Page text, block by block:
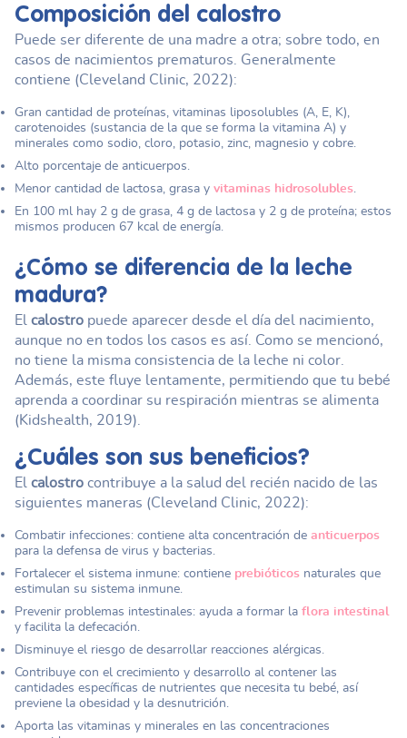
Composición del calostro
Puede ser diferente de una madre a otra; sobre todo, en
casos de nacimientos prematuros. Generalmente
contiene (Cleveland Clinic, 2022):
Gran cantidad de proteínas, vitaminas liposolubles (A, E, K),
carotenoides (sustancia de la que se forma la vitamina A) y
minerales como sodio, cloro, potasio, zinc, magnesio y cobre.
Alto porcentaje de anticuerpos.
Menor cantidad de lactosa, grasa y vitaminas hidrosolubles
En 100 ml hay 2 g de grasa, 4 g de lactosa y 2 g de proteína; estos
mismos producen 67 kcal de energía.
¿Cómo se diferencia de la leche
madura?
El calostro puede aparecer desde el día del nacimiento,
aunque no en todos los casos es así. Como se mencionó,
no tiene la misma consistencia de la leche ni color.
Además, este fluye lentamente, permitiendo que tu bebé
aprenda a coordinar su respiración mientras se alimenta
(Kidshealth, 2019).
¿Cuáles son sus beneficios?
El calostro contribuye a la salud del recién nacido de las
siguientes maneras (Cleveland Clinic, 2022):
Combatir infecciones: contiene alta concentración de anticuerpos
para la defensa de virus y bacterias.
Fortalecer el sistema inmune: contiene prebióticos naturales que
estimulan su sistema inmune.
Prevenir problemas intestinales: ayuda a formar la flora intestinal
y facilita la defecación.
Disminuye el riesgo de desarrollar reacciones alérgicas.
Contribuye con el crecimiento y desarrollo al contener las
cantidades específicas de nutrientes que necesita tu bebé, así
previene la obesidad y la desnutrición.
Aporta las vitaminas y minerales en las concentraciones